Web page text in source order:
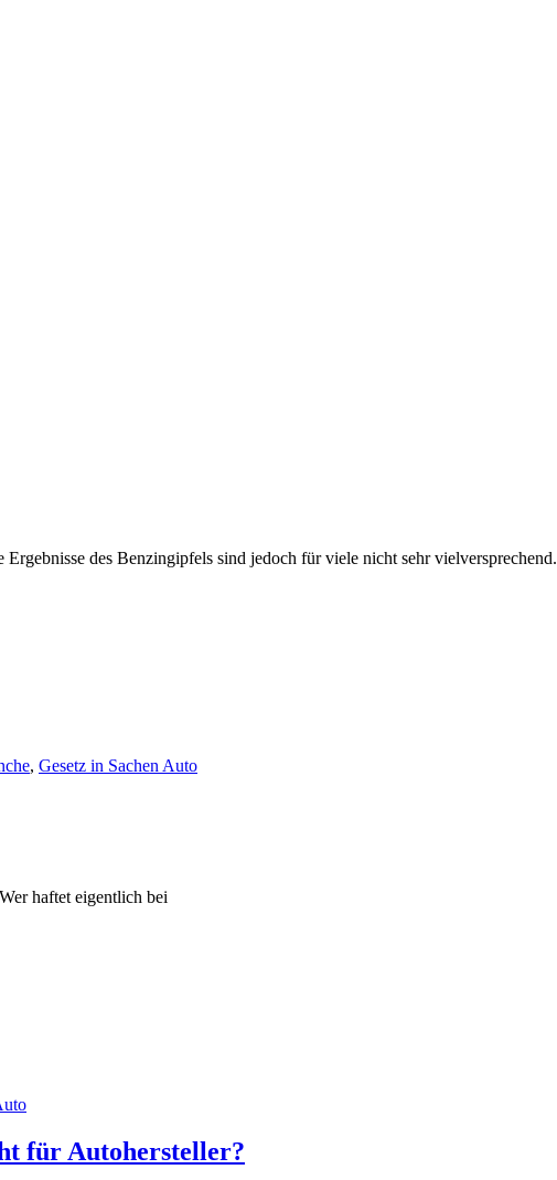
des Benzingipfels sind jedoch für viele nicht sehr vielversprechend.
, Gesetz in Sachen Auto
haftet eigentlich bei
für Autohersteller?